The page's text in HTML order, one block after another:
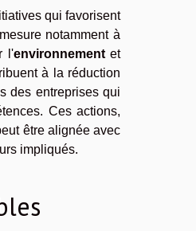
qui favorisent
notamment à
l'environnementet
à la réduction
des entreprises qui
Ces actions,
être alignée avec
impliqués.